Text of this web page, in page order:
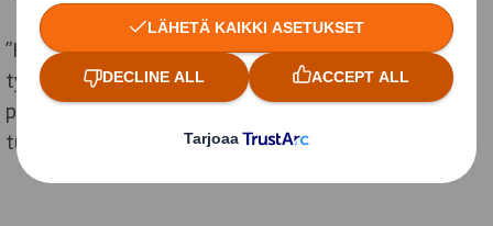
”Kesätyö DS Smithillä tarjoaa työkokemusta ja
työharjoittelupaikan. Olen oppinut eniten
painoväreistä sekä erilaisista apuaineista.” – Ida,
tuotantotehtävät